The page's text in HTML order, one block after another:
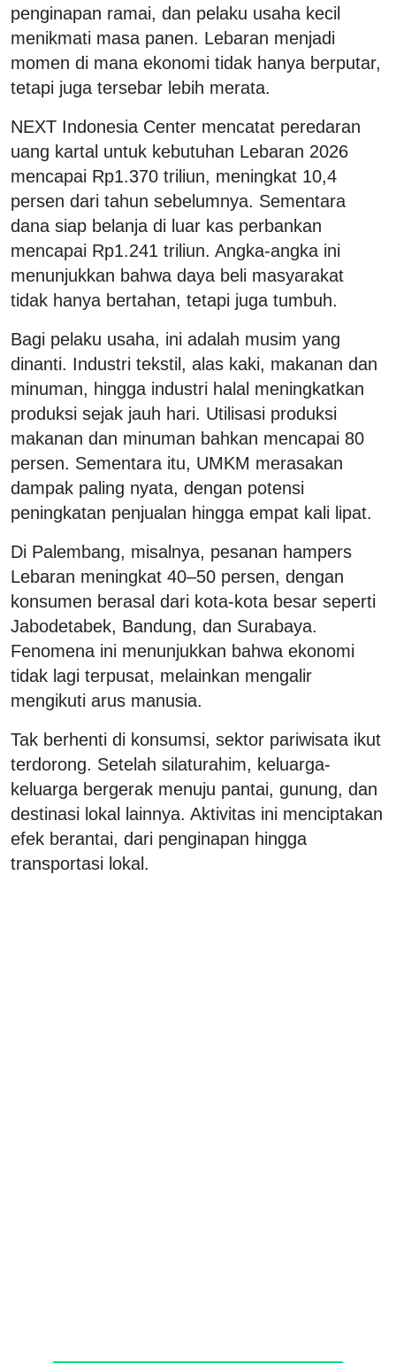
penginapan ramai, dan pelaku usaha kecil
menikmati masa panen. Lebaran menjadi
momen di mana ekonomi tidak hanya berputar,
tetapi juga tersebar lebih merata.
NEXT Indonesia Center mencatat peredaran
uang kartal untuk kebutuhan Lebaran 2026
mencapai Rp1.370 triliun, meningkat 10,4
persen dari tahun sebelumnya. Sementara
dana siap belanja di luar kas perbankan
mencapai Rp1.241 triliun. Angka-angka ini
menunjukkan bahwa daya beli masyarakat
tidak hanya bertahan, tetapi juga tumbuh.
Bagi pelaku usaha, ini adalah musim yang
dinanti. Industri tekstil, alas kaki, makanan dan
minuman, hingga industri halal meningkatkan
produksi sejak jauh hari. Utilisasi produksi
makanan dan minuman bahkan mencapai 80
persen. Sementara itu, UMKM merasakan
dampak paling nyata, dengan potensi
peningkatan penjualan hingga empat kali lipat.
Di Palembang, misalnya, pesanan hampers
Lebaran meningkat 40–50 persen, dengan
konsumen berasal dari kota-kota besar seperti
Jabodetabek, Bandung, dan Surabaya.
Fenomena ini menunjukkan bahwa ekonomi
tidak lagi terpusat, melainkan mengalir
mengikuti arus manusia.
Tak berhenti di konsumsi, sektor pariwisata ikut
terdorong. Setelah silaturahim, keluarga-
keluarga bergerak menuju pantai, gunung, dan
destinasi lokal lainnya. Aktivitas ini menciptakan
efek berantai, dari penginapan hingga
transportasi lokal.